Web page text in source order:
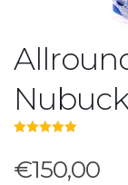
€150,00